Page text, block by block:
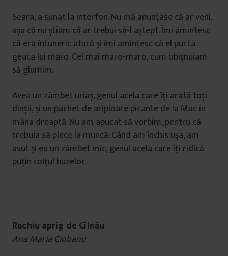
Seara, a sunat la interfon. Nu mă anunțase că ar veni,
așa că nu știam că ar trebui să-l aștept. Îmi amintesc
că era întuneric afară și îmi amintesc că el purta
geaca lui maro. Cel mai maro-maro, cum obișnuiam
să glumim.
Avea un zâmbet uriaș, genul acela care îți arată toți
dinții, și un pachet de aripioare picante de la Mac în
mâna dreaptă. Nu am apucat să vorbim, pentru că
trebuia să plece la muncă. Când am închis ușa, am
avut și eu un zâmbet mic, genul acela care îți ridică
puțin colțul buzelor.
Rachiu aprig de Cîlnău
Ana Maria Ciobanu